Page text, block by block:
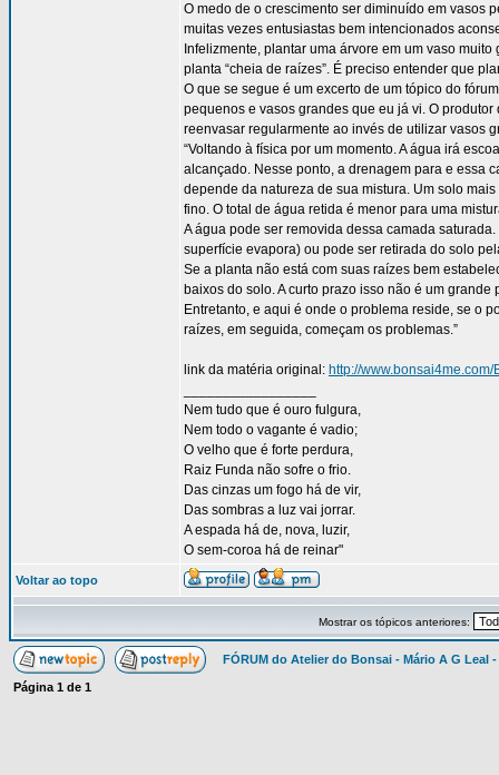
O medo de o crescimento ser diminuído em vasos
muitas vezes entusiastas bem intencionados
Infelizmente, plantar uma árvore em um vaso
planta “cheia de raízes”. É preciso entender que
O que se segue é um excerto de um tópico do
pequenos e vasos grandes que eu já vi. O
reenvasar regularmente ao invés de utilizar vasos
“Voltando à física por um momento. A água irá
alcançado. Nesse ponto, a drenagem para e essa
depende da natureza de sua mistura. Um solo
fino. O total de água retida é menor para uma
A água pode ser removida dessa camada
superfície evapora) ou pode ser retirada do solo
Se a planta não está com suas raízes bem
baixos do solo. A curto prazo isso não é um grande
Entretanto, e aqui é onde o problema reside, se o
raízes, em seguida, começam os problemas.”
link da matéria original: http://
Nem tudo que é ouro fulgura,
Nem todo o vagante é vadio;
O velho que é forte perdura,
Raiz Funda não sofre o frio.
Das cinzas um fogo há de vir,
Das sombras a luz vai jorrar.
A espada há de, nova, luzir,
O sem-coroa há de reinar"
Voltar ao topo
Mostrar os tópicos anteriores:
FÓRUM do Atelier do Bonsai - Mário A G Leal
Página 1 de 1